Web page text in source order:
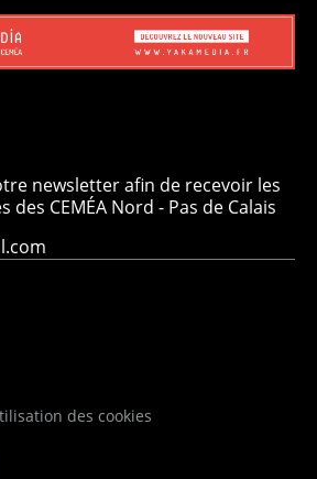
newsletter afin de recevoir les
CEMÉA Nord - Pas de Calais
des cookies